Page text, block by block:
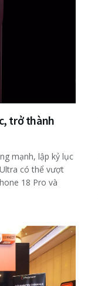
trở thành
mạnh, lập kỷ lục
có thể vượt
18 Pro và